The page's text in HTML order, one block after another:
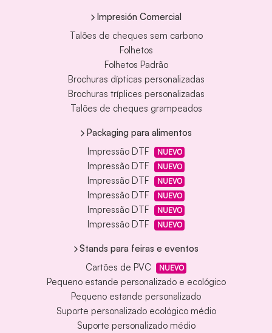
Impresión Comercial
Talões de cheques sem carbono
Folhetos
Folhetos Padrão
Brochuras dípticas personalizadas
Brochuras tríplices personalizadas
Talões de cheques grampeados
Packaging para alimentos
Impressão DTF
NUEVO
Impressão DTF NUEVO
Impressão DTF NUEVO
Impressão DTF NUEVO
Impressão DTF NUEVO
Impressão DTF NUEVO
Stands para feiras e eventos
Cartões de PVC
NUEVO
Pequeno estande personalizado e ecológico
Pequeno estande personalizado
Suporte personalizado ecológico médio
Suporte personalizado médio